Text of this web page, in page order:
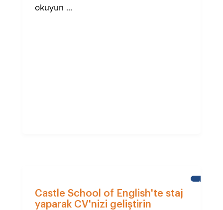
okuyun ...
Castle School of English'te staj
yaparak CV'nizi geliştirin